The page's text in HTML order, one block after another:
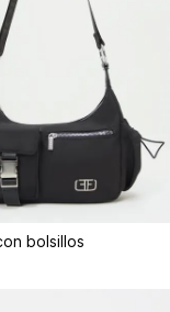
bolsillos